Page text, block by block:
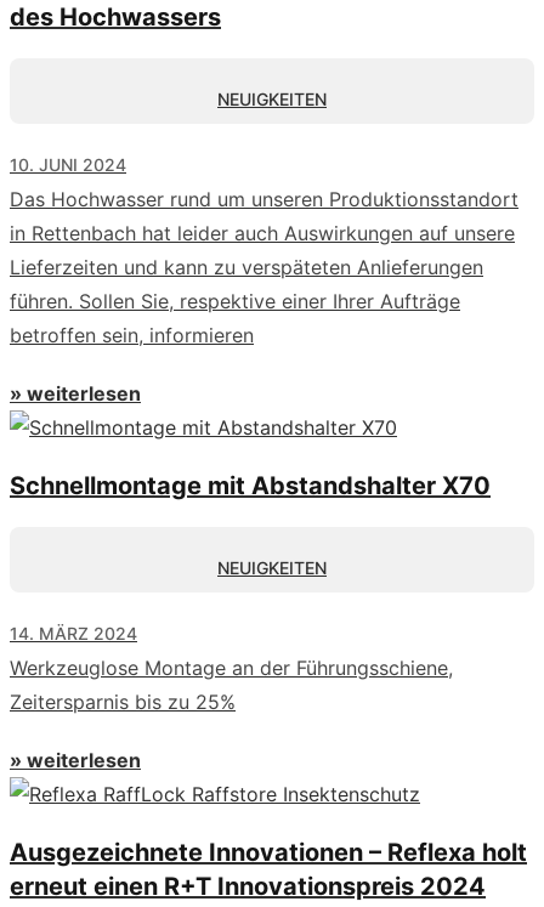
des Hochwassers
NEUIGKEITEN
10. JUNI 2024
Das Hochwasser rund um unseren Produktionsstandort
in Rettenbach hat leider auch Auswirkungen auf unsere
Lieferzeiten und kann zu verspäteten Anlieferungen
führen. Sollen Sie, respektive einer Ihrer Aufträge
betroffen sein, informieren
» weiterlesen
Schnellmontage mit Abstandshalter X70
NEUIGKEITEN
14. MÄRZ 2024
Werkzeuglose Montage an der Führungsschiene,
Zeitersparnis bis zu 25%
» weiterlesen
Ausgezeichnete Innovationen – Reflexa holt
erneut einen R+T Innovationspreis 2024